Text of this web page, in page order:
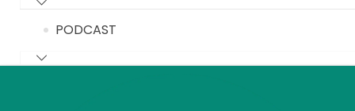
PODCAST